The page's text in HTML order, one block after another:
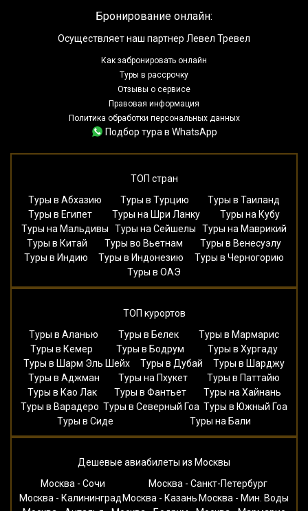
Бронирование онлайн:
Осуществляет наш партнер Левел Тревел
Как забронировать онлайн
Туры в рассрочку
Отзывы о сервисе
Правовая информация
Политика обработки персональных данных
Подбор тура в WhatsApp
ТОП стран
Туры в Абхазию
Туры в Турцию
Туры в Таиланд
Туры в Египет
Туры на Шри Ланку
Туры на Кубу
Туры на Мальдивы
Туры на Сейшелы
Туры на Маврикий
Туры в Китай
Туры во Вьетнам
Туры в Венесуэлу
Туры в Индию
Туры в Индонезию
Туры в Черногорию
Туры в ОАЭ
ТОП курортов
Туры в Аланью
Туры в Белек
Туры в Мармарис
Туры в Кемер
Туры в Бодрум
Туры в Хургаду
Туры в Шарм Эль Шейх
Туры в Дубай
Туры в Шарджу
Туры в Аджман
Туры на Пхукет
Туры в Паттайю
Туры в Као Лак
Туры в Фантьет
Туры на Хайнань
Туры в Варадеро Туры в Северный Гоа Туры в Южный Гоа
Туры в Сиде
Туры на Бали
Дешевые авиабилеты из Москвы
Москва - Сочи
Москва - Санкт-Петербург
Москва - КалининградМосква - КазаньМосква - Мин. Воды